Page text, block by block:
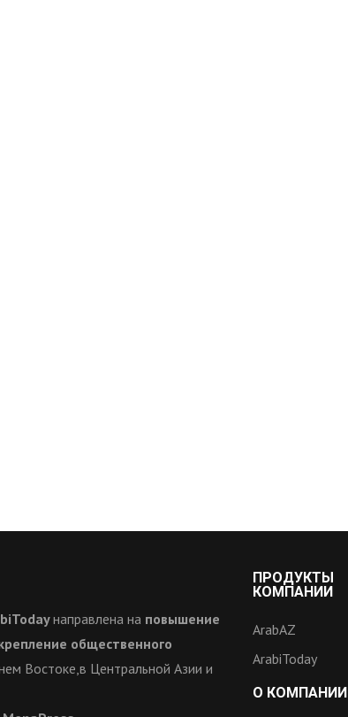
направлена на повышение
общественного
Востоке,в Центральной Азии и
ПРОДУКТЫ
КОМПАНИИ
ArabAZ
ArabiToday
О КОМПАНИИ